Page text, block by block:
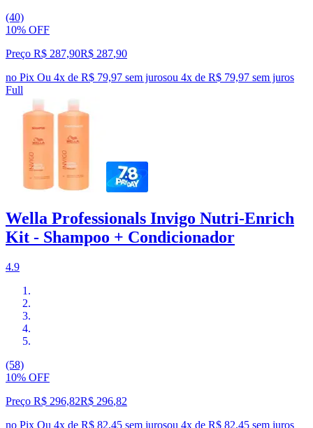
(40)
10% OFF
Preço R$ 287,90R$ 287,90
no Pix Ou 4x de R$ 79,97 sem jurosou 4x de R$ 79,97 sem juros
Full
Wella Professionals Invigo Nutri-Enrich
Kit - Shampoo + Condicionador
4.9
(58)
10% OFF
Preço R$ 296,82R$ 296,82
no Pix Ou 4x de R$ 82,45 sem jurosou 4x de R$ 82,45 sem juros